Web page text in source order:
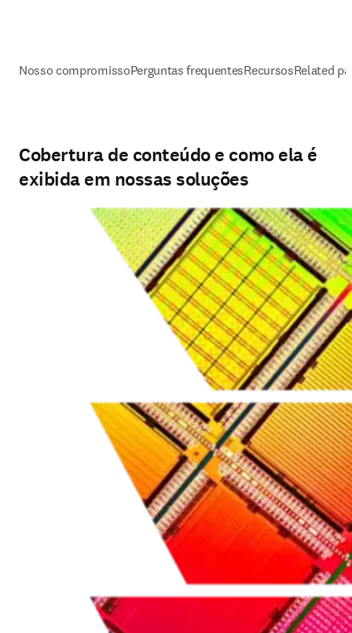
Nosso compromissoPerguntas frequentesRecursosRelated
Cobertura de conteúdo e como ela é
exibida em nossas soluções